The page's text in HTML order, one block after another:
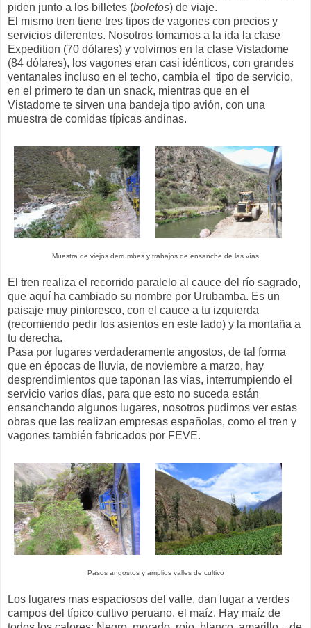
piden junto a los billetes (boletos) de viaje.
El mismo tren tiene tres tipos de vagones con precios y
servicios diferentes. Nosotros tomamos a la ida la clase
Expedition (70 dólares) y volvimos en la clase Vistadome
(84 dólares), los vagones eran casi idénticos, con grandes
ventanales incluso en el techo, cambia el tipo de servicio,
en el primero te dan un snack, mientras que en el
Vistadome te sirven una bandeja tipo avión, con una
muestra de comidas típicas andinas.
Muestra de viejos derrumbes y trabajos de ensanche de las vías
El tren realiza el recorrido paralelo al cauce del río sagrado,
que aquí ha cambiado su nombre por Urubamba. Es un
paisaje muy pintoresco, con el cauce a tu izquierda
(recomiendo pedir los asientos en este lado) y la montaña a
tu derecha.
Pasa por lugares verdaderamente angostos, de tal forma
que en épocas de lluvia, de noviembre a marzo, hay
desprendimientos que taponan las vías, interrumpiendo el
servicio varios días, para que esto no suceda están
ensanchando algunos lugares, nosotros pudimos ver estas
obras que las realizan empresas españolas, como el tren y
vagones también fabricados por FEVE.
Pasos angostos y amplios valles de cultivo
Los lugares mas espaciosos del valle, dan lugar a verdes
campos del típico cultivo peruano, el maíz. Hay maíz de